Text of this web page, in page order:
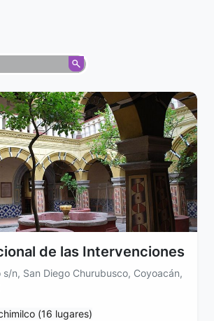
de las Intervenciones
n, San Diego Churubusco, Coyoacán,
(16 lugares)